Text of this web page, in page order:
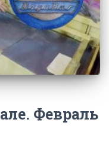
Февраль